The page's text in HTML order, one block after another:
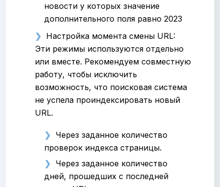
новости у которых значение
дополнительного поля равно 2023
Настройка момента смены URL:
Эти режимы используются отдельно
или вместе. Рекомендуем совместную
работу, чтобы исключить
возможность, что поисковая система
не успела проиндексировать новый
URL.
Через заданное количество
проверок индекса страницы.
Через заданное количество
дней, прошедших с последней